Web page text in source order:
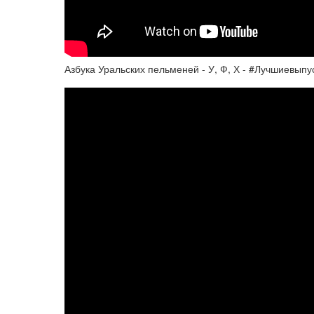
Азбука Уральских пельменей - У, Ф, Х -